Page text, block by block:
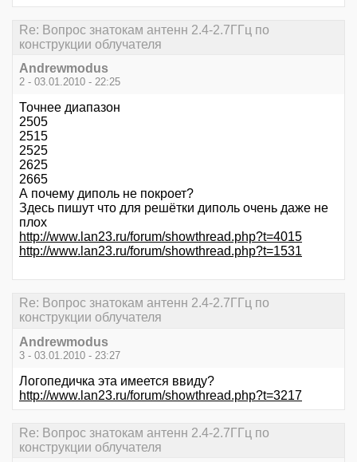
Re: Вопрос знатокам антенн 2.4-2.7ГГц по
конструкции облучателя
Andrewmodus
2 - 03.01.2010 - 22:25
Точнее диапазон
2505
2515
2525
2625
2665
А почему диполь не покроет?
Здесь пишут что для решётки диполь очень даже не
плох
http://www.lan23.ru/forum/showthread.php?t=4015
http://www.lan23.ru/forum/showthread.php?t=1531
Re: Вопрос знатокам антенн 2.4-2.7ГГц по
конструкции облучателя
Andrewmodus
3 - 03.01.2010 - 23:27
Логопедичка эта имеется ввиду?
http://www.lan23.ru/forum/showthread.php?t=3217
Re: Вопрос знатокам антенн 2.4-2.7ГГц по
конструкции облучателя